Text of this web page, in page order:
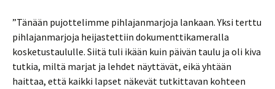
”Tänään pujottelimme pihlajanmarjoja lankaan. Yksi terttu
pihlajanmarjoja heijastettiin dokumenttikameralla
kosketustaululle. Siitä tuli ikään kuin päivän taulu ja oli kiva
tutkia, miltä marjat ja lehdet näyttävät, eikä yhtään
haittaa, että kaikki lapset näkevät tutkittavan kohteen